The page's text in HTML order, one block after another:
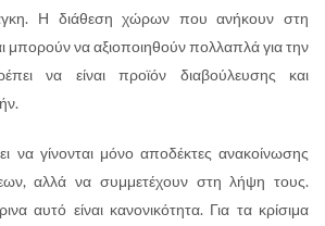
Η διάθεση χώρων που ανήκουν στη
μπορούν να αξιοποιηθούν πολλαπλά για την
να είναι προϊόν διαβούλευσης και
να γίνονται μόνο αποδέκτες ανακοίνωσης
αλλά να συμμετέχουν στη λήψη τους.
αυτό είναι κανονικότητα. Για τα κρίσιμα